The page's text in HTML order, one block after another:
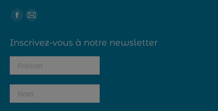
Trouvez nous sur :
Facebook
opens
in
new
window
Mail
opens
in
new
window
Inscrivez-vous à notre newsletter